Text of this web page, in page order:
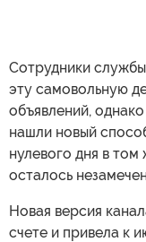
Сотрудники
эту самовольную
объявлений,
нашли новый
нулевого дня в
осталось
Новая версия
счете и привела к